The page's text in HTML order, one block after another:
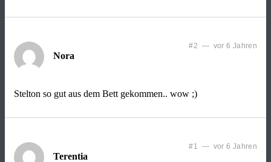
Nora
#2 — vor 6 Jahren
Stelton so gut aus dem Bett gekommen.. wow ;)
Terentia
#1 — vor 6 Jahren